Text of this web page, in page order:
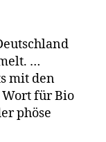
…
mit den
für Bio
phöse